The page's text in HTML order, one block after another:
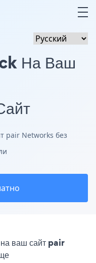
На Ваш
pair Networks без
ваш сайт pair